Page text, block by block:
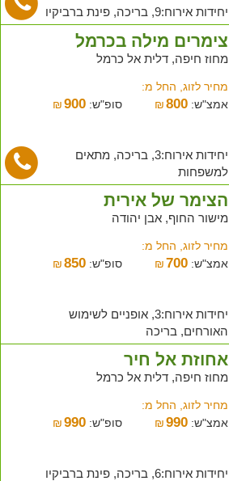
יחידות אירוח:9, בריכה, פינת ברביקיו
צימרים מילה בכרמל
מחוז חיפה, דלית אל כרמל
מחיר לזוג, החל מ:
אמצ"ש:
₪800 סופ"ש: ₪ 900
יחידות אירוח:3, בריכה, מתאים
למשפחות
הצימר של אירית
מישור החוף, אבן יהודה
מחיר לזוג, החל מ:
אמצ"ש:
₪700 סופ"ש: ₪ 850
יחידות אירוח:3, אופניים לשימוש
האורחים, בריכה
אחוזת אל חיר
מחוז חיפה, דלית אל כרמל
מחיר לזוג, החל מ:
אמצ"ש:
₪990 סופ"ש: ₪ 990
יחידות אירוח:6, בריכה, פינת ברביקיו